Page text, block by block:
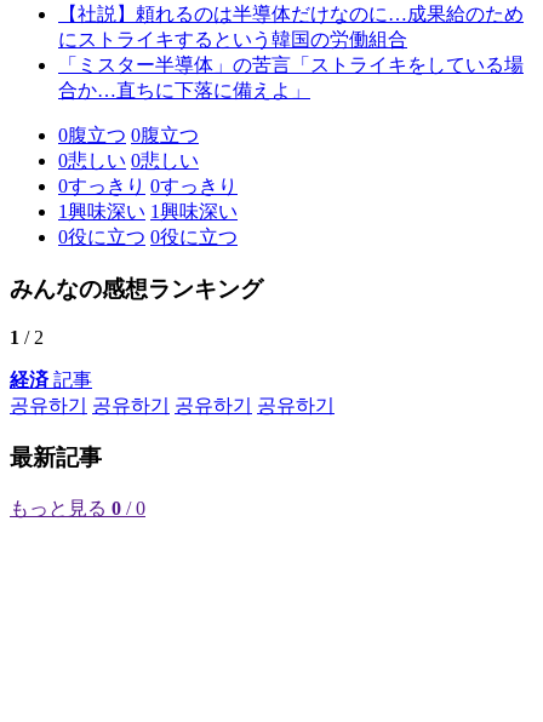
【社説】頼れるのは半導体だけなのに…成果給のため
にストライキするという韓国の労働組合
「ミスター半導体」の苦言「ストライキをしている場
合か…直ちに下落に備えよ」
0腹立つ 0腹立つ
0悲しい 0悲しい
0すっきり 0すっきり
1興味深い 1興味深い
0役に立つ 0役に立つ
みんなの感想ランキング
1 / 2
経済記事
공유하기
공유하기 공유하기 공유하기
最新記事
もっと見る 0 / 0